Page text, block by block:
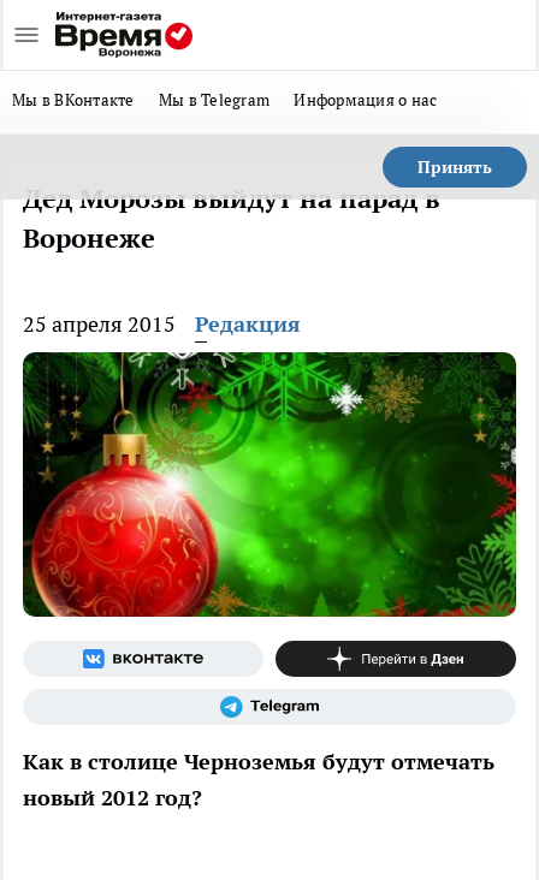
Мы в ВКонтакте Мы в Telegram Информация о нас
Принять
Дед Морозы выйдут на парад в
Воронеже
25 апреля 2015 Редакция
Как в столице Черноземья будут отмечать
новый 2012 год?